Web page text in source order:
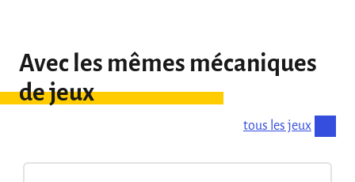
Avec les mêmes mécaniques
de jeux
tous les jeux